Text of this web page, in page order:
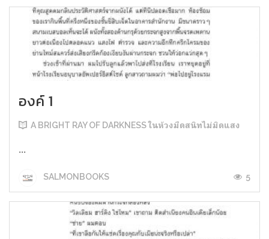
องค์ 1
A BRIGHT RAY OF DARKNESS ในห้วงมืดสนิทไม่มิดแสง
...
SALMONBOOKS 5